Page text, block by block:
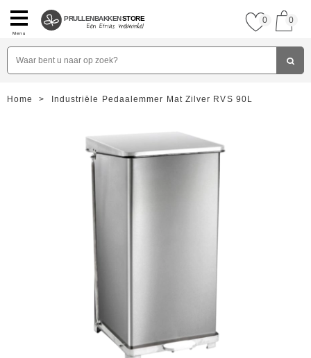
Menu
PRULLENBAKKENSTORE 0 0
Home > Industriële Pedaalemmer Mat Zilver RVS 90L